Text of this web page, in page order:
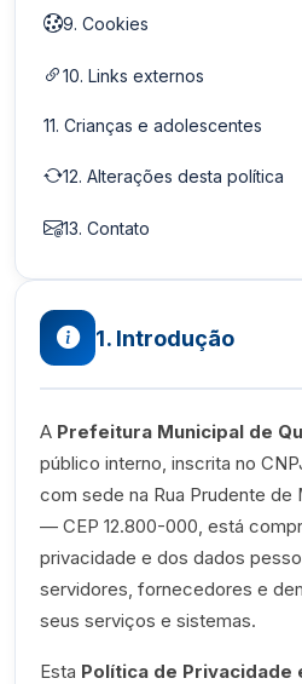
9. Cookies
10. Links externos
11. Crianças e adolescentes
12. Alterações desta política
13. Contato
1. Introdução
A Prefeitura Municipal de
público interno, inscrita no
com sede na Rua Prudente
— CEP 12.800-000, está
privacidade e dos dados
servidores, fornecedores e
seus serviços e sistemas.
Esta Política de Privacidade